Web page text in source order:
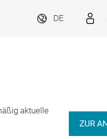
DE
aktuelle
ZUR